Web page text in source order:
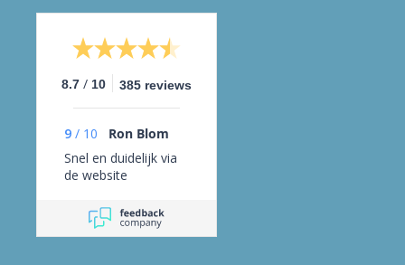
8.7 / 10 385 reviews
9 / 10
Ron Blom
Snel en duidelijk via
de website